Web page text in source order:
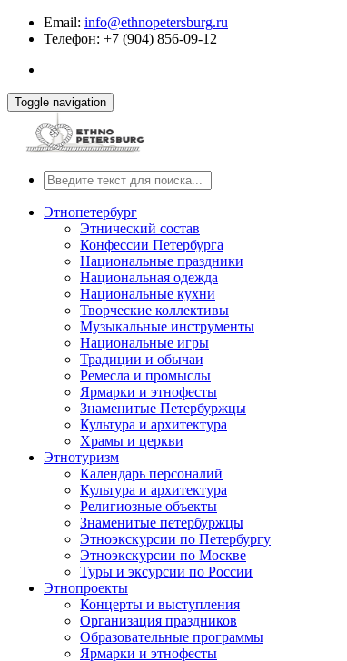
Email: info@ethnopetersburg.ru
Телефон: +7 (904) 856-09-12
Toggle navigation
Этнопетербург
Этнический состав
Конфессии Петербурга
Национальные праздники
Национальная одежда
Национальные кухни
Творческие коллективы
Музыкальные инструменты
Национальные игры
Традиции и обычаи
Ремесла и промыслы
Ярмарки и этнофесты
Знаменитые Петербуржцы
Культура и архитектура
Храмы и церкви
Этнотуризм
Календарь персоналий
Культура и архитектура
Религиозные объекты
Знаменитые петербуржцы
Этноэкскурсии по Петербургу
Этноэкскурсии по Москве
Туры и эксурсии по России
Этнопроекты
Концерты и выступления
Организация праздников
Образовательные программы
Ярмарки и этнофесты